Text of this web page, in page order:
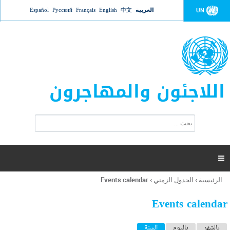
Jump to navigation UN العربية 中文
English
Français
Русский
Español
اللاجئون والمهاجرون
ت
ر
ل
ح
ب

أنت
هنا
الرئيسية › الجدول الزمني ›
Events calendar
Events calendar